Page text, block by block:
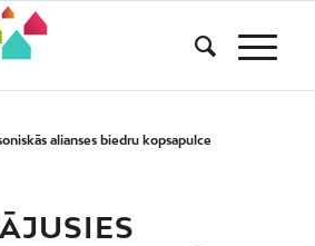
alianses biedru kopsapulce